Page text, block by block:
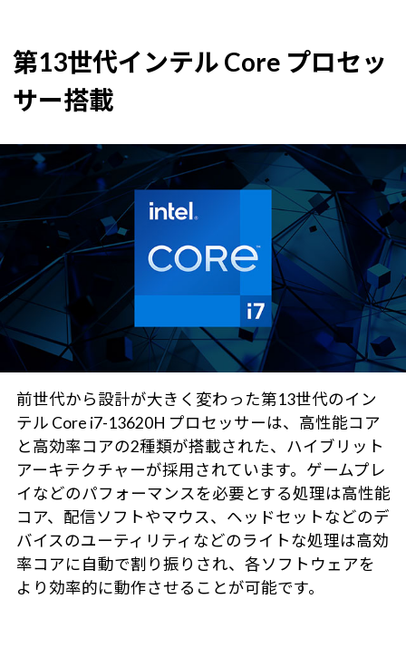
第13世代インテル Core プロセッ
サー搭載
前世代から設計が大きく変わった第13世代のイン
テル Core i7-13620H プロセッサーは、高性能コア
と高効率コアの2種類が搭載された、ハイブリット
アーキテクチャーが採用されています。ゲームプレ
イなどのパフォーマンスを必要とする処理は高性能
コア、配信ソフトやマウス、ヘッドセットなどのデ
バイスのユーティリティなどのライトな処理は高効
率コアに自動で割り振りされ、各ソフトウェアを
より効率的に動作させることが可能です。